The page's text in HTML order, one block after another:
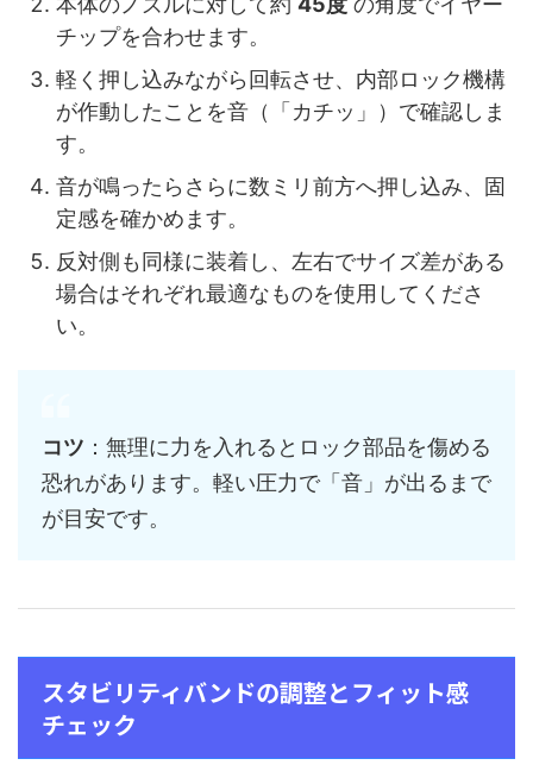
チップを合わせます。
軽く押し込みながら回転させ、内部ロック機構
が作動したことを音（「カチッ」）で確認しま
す。
音が鳴ったらさらに数ミリ前方へ押し込み、固
定感を確かめます。
反対側も同様に装着し、左右でサイズ差がある
場合はそれぞれ最適なものを使用してくださ
い。
コツ ：無理に力を入れるとロック部品を傷める
恐れがあります。軽い圧力で「音」が出るまで
が目安です。
スタビリティバンドの調整とフィット感
チェック